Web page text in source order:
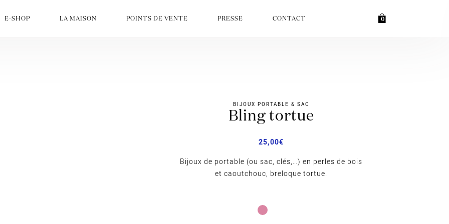
E-SHOP LA MAISON POINTS DE VENTE PRESSE CONTACT 0
BIJOUX PORTABLE & SAC
bling tortue
25,00€
Bijoux de portable (ou sac, clés,…) en perles de bois
et caoutchouc, breloque tortue.